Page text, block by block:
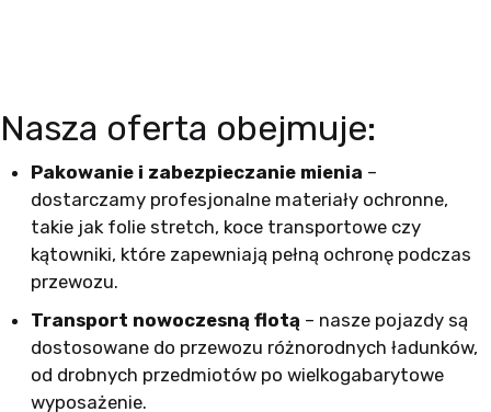
Nasza oferta obejmuje:
Pakowanie i zabezpieczanie mienia –
dostarczamy profesjonalne materiały ochronne,
takie jak folie stretch, koce transportowe czy
kątowniki, które zapewniają pełną ochronę podczas
przewozu.
Transport nowoczesną flotą – nasze pojazdy są
dostosowane do przewozu różnorodnych ładunków,
od drobnych przedmiotów po wielkogabarytowe
wyposażenie.